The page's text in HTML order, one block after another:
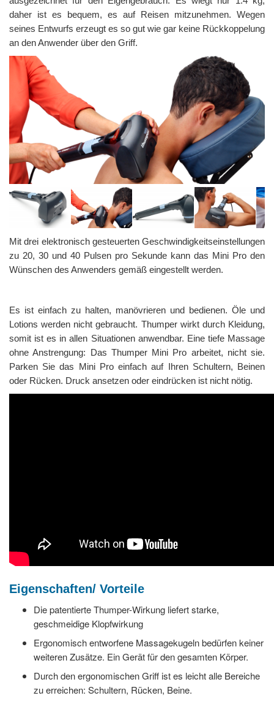
daher ist es bequem, es auf Reisen mitzunehmen. Wegen
seines Entwurfs erzeugt es so gut wie gar keine Rückkoppelung
an den Anwender über den Griff.
Mit drei elektronisch gesteuerten Geschwindigkeitseinstellungen
zu 20, 30 und 40 Pulsen pro Sekunde kann das Mini Pro den
Wünschen des Anwenders gemäß eingestellt werden.
Es ist einfach zu halten, manövrieren und bedienen. Öle und
Lotions werden nicht gebraucht. Thumper wirkt durch Kleidung,
somit ist es in allen Situationen anwendbar. Eine tiefe Massage
ohne Anstrengung: Das Thumper Mini Pro arbeitet, nicht sie.
Parken Sie das Mini Pro einfach auf Ihren Schultern, Beinen
oder Rücken. Druck ansetzen oder eindrücken ist nicht nötig.
Eigenschaften/ Vorteile
Die patentierte Thumper-Wirkung liefert starke,
geschmeidige Klopfwirkung
Ergonomisch entworfene Massagekugeln bedürfen keiner
weiteren Zusätze. Ein Gerät für den gesamten Körper.
Durch den ergonomischen Griff ist es leicht alle Bereiche
zu erreichen: Schultern, Rücken, Beine.